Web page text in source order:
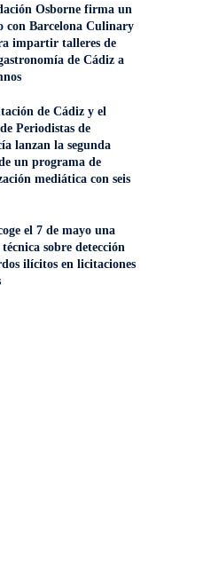
Osborne firma un
con Barcelona Culinary
impartir talleres de
de Cádiz a
de Cádiz y el
Periodistas de
lanzan la segunda
un programa de
mediática con seis
el 7 de mayo una
sobre detección
ilícitos en licitaciones